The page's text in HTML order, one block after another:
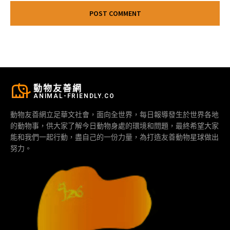
動物友善網
ANIMAL-FRIENDLY.CO
動物友善網立足華文社會，面向全世界，每日報導發生於世界各地
的動物事，供大家了解今日動物身處的環境和問題，最終希望大家
能和我們一起行動，盡自己的一份力量，為打造友善動物星球做出
努力。